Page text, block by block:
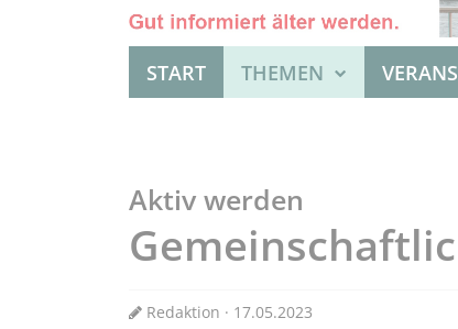
START THEMEN
Aktiv werden
Redaktion · 17.05.2023